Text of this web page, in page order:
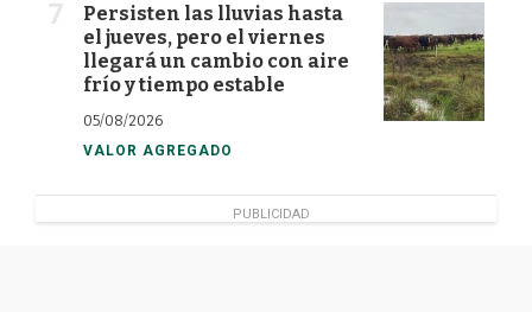
Persisten las lluvias hasta
el jueves, pero el viernes
llegará un cambio con aire
frío y tiempo estable
05/08/2026
VALOR AGREGADO
PUBLICIDAD